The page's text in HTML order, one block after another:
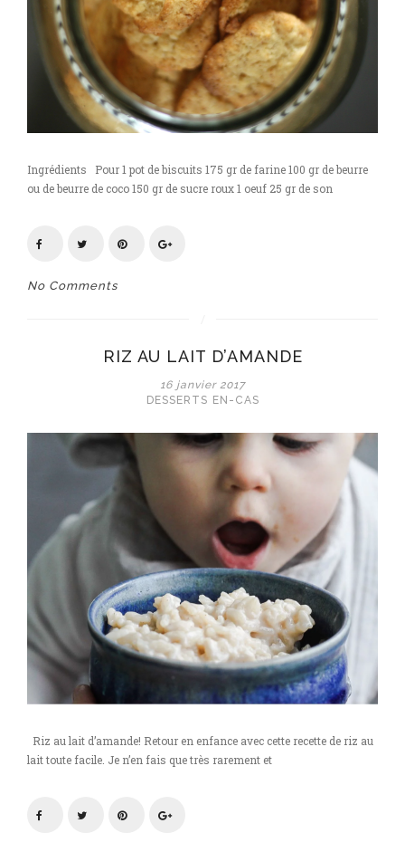
Ingrédients Pour 1 pot de biscuits 175 gr de farine 100 gr de beurre
ou de beurre de coco 150 gr de sucre roux 1 oeuf 25 gr de son
No Comments
RIZ AU LAIT D’AMANDE
16 janvier 2017
DESSERTS EN-CAS
Riz au lait d’amande! Retour en enfance avec cette recette de riz au
lait toute facile. Je n’en fais que très rarement et